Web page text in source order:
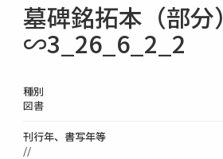
墓碑銘拓本（部分）
∽3_26_6_2_2
種別
図書
刊行年、書写年等
//